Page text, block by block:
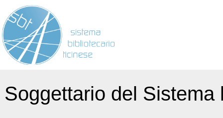
Soggettario del